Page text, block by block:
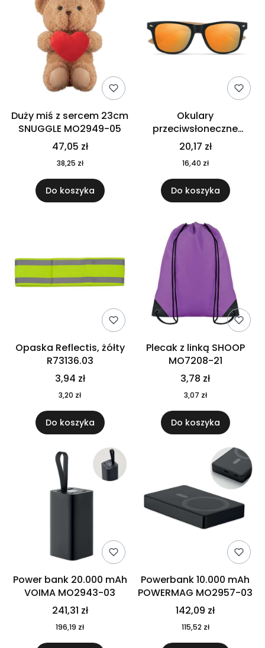
Duży miś z sercem 23cm
SNUGGLE MO2949-05
47,05 zł
38,25 zł
Do koszyka
Okulary
przeciwsłoneczne
CALIFORNIA TOUCH
MO9617-10
20,17 zł
16,40 zł
Do koszyka
Opaska Reflectis, żółty
R73136.03
3,94 zł
3,20 zł
Do koszyka
Plecak z linką SHOOP
MO7208-21
3,78 zł
3,07 zł
Do koszyka
Power bank 20.000 mAh
VOIMA MO2943-03
241,31 zł
196,19 zł
Powerbank 10.000 mAh
POWERMAG MO2957-03
142,09 zł
115,52 zł